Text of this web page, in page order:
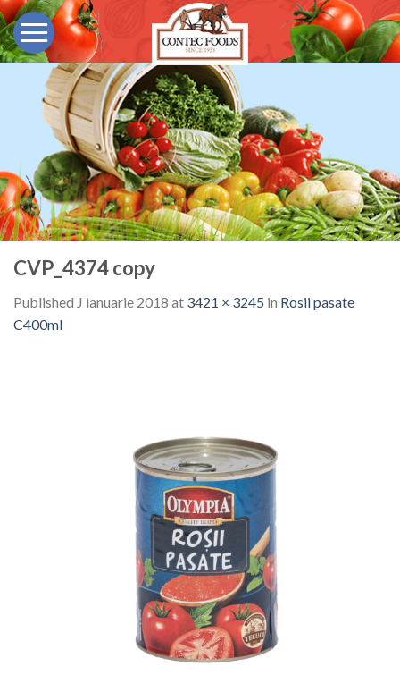
Skip
to
content
CVP_4374 copy
Published J ianuarie 2018 at 3421 × 3245 in Rosii pasate
C400ml